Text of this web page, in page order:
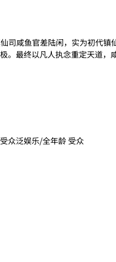
咸鱼官差陆闲，实为初代
最终以凡人执念重定天道，
受众泛娱乐/全年龄 受众